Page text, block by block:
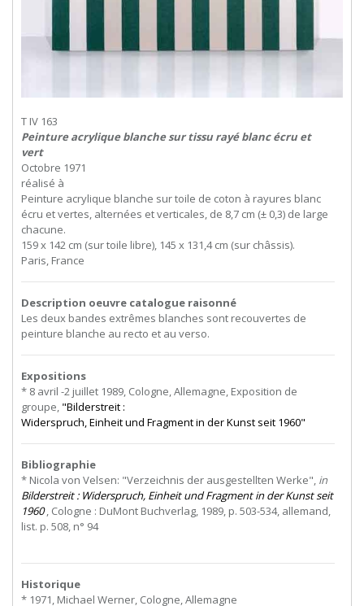
T IV 163
Peinture acrylique blanche sur tissu rayé blanc écru et
vert
Octobre 1971
réalisé à
Peinture acrylique blanche sur toile de coton à rayures blanc
écru et vertes, alternées et verticales, de 8,7 cm (± 0,3) de large
chacune.
159 x 142 cm (sur toile libre), 145 x 131,4 cm (sur châssis).
Paris, France
Description oeuvre catalogue raisonné
Les deux bandes extrêmes blanches sont recouvertes de
peinture blanche au recto et au verso.
Expositions
* 8 avril -2 juillet 1989, Cologne, Allemagne, Exposition de
groupe, "Bilderstreit :
Widerspruch, Einheit und Fragment in der Kunst seit 1960"
Bibliographie
* Nicola von Velsen: "Verzeichnis der ausgestellten Werke", in
Bilderstreit : Widerspruch, Einheit und Fragment in der Kunst seit
1960, Cologne : DuMont Buchverlag, 1989, p. 503-534, allemand,
list. p. 508, n° 94
Historique
* 1971, Michael Werner, Cologne, Allemagne